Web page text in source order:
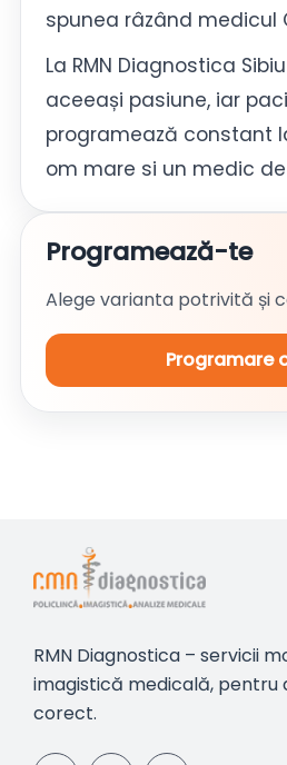
spunea râzând medicul
La RMN Diagnostica
aceeași pasiune, iar
programează constant
om mare si un medic
Programează-te
Alege varianta potrivită și
Programare
RMN Diagnostica – servicii
imagistică medicală, pentru
corect.